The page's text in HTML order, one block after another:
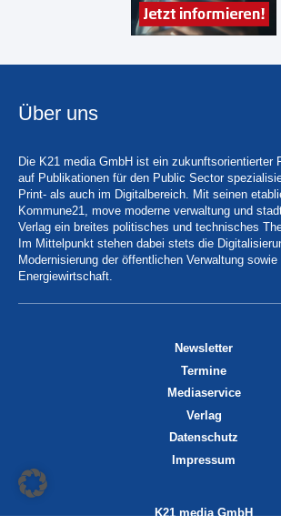
Über uns
Die K21 media GmbH ist ein zukunftsorientierter
auf Publikationen für den Public Sector
Print- als auch im Digitalbereich. Mit seinen
Kommune21, move moderne verwaltung und
Verlag ein breites politisches und technisches
Im Mittelpunkt stehen dabei stets die
Modernisierung der öffentlichen Verwaltung
Energiewirtschaft.
Newsletter
Termine
Mediaservice
Verlag
Datenschutz
Impressum
K21 media GmbH